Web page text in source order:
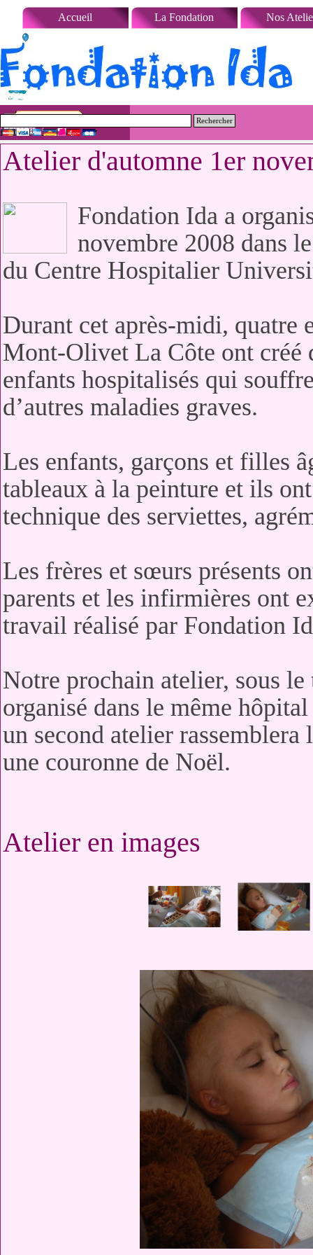
Aller au contenu
Rechercher
Accueil La Fondation Nos
Atelier d'automne 1er
Fondation Ida a
novembre 2008 dans
du Centre Hospitalier
Durant cet après-midi, quatre
Mont-Olivet La Côte ont créé
enfants hospitalisés qui
d’autres maladies graves.
Les enfants, garçons et filles
tableaux à la peinture et ils
technique des serviettes,
Les frères et sœurs présents
parents et les infirmières ont
travail réalisé par Fondation
Notre prochain atelier, sous
organisé dans le même
un second atelier
une couronne de Noël.
Atelier en images